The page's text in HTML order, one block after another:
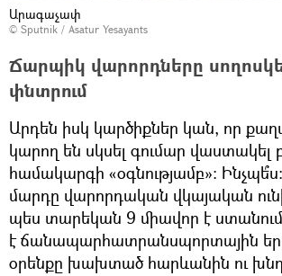
Արագաչափ
© Sputnik / Asatur Yesayants
Ճարպիկ վարորդները
փնտրում
Արդեն իսկ կարծիքներ կան, որ
կարող են սկսել գումար վաստակել
համակարգի «օգնությամբ»։
մարդը վարորդական վկայական ունի
պես տարեկան 9 միավոր է
է ճանապարհատրանսպորտային
օրենքը խախտած հարևանին ու